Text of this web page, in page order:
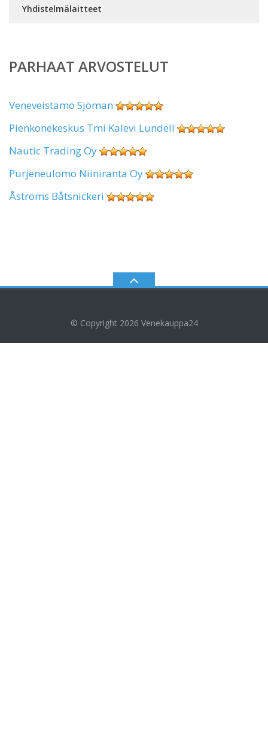
Yhdistelmälaitteet
PARHAAT ARVOSTELUT
Veneveistämö Sjöman
Pienkonekeskus Tmi Kalevi Lundell
Nautic Trading Oy
Purjeneulomo Niiniranta Oy
Åströms Båtsnickeri
© Copyright 2026 Venekauppa24